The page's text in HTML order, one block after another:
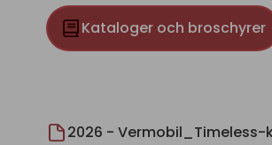
Kataloger och broschyrer
2026 - Vermobil_Timeless-